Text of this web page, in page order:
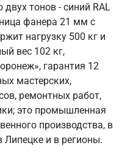
тонов - синий RAL
фанера 21 мм с
нагрузку 500 кг и
вес 102 кг,
гарантия 12
мастерских,
ремонтных работ,
это промышленная
производства, в
Липецке и в регионы.